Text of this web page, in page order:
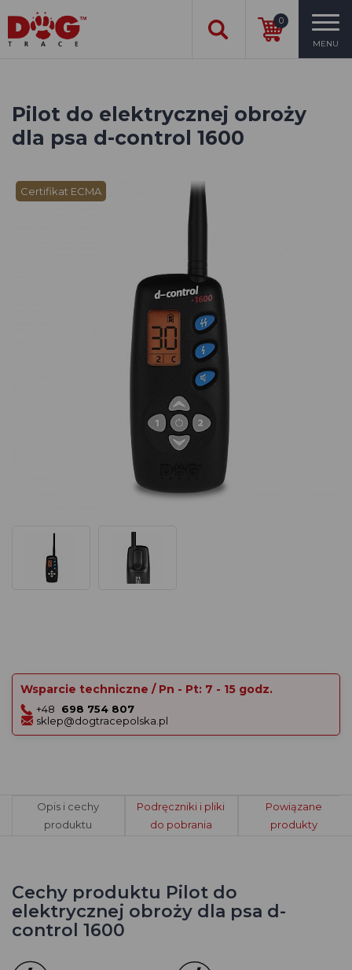
0
MENU
Pilot do elektrycznej obroży
dla psa d-control 1600
Certifikat ECMA
Wsparcie techniczne / Pn - Pt: 7 - 15 godz.
+48
698 754 807
sklep@dogtracepolska.pl
Opis i cechy
produktu
Podręczniki i pliki
do pobrania
Powiązane
produkty
Cechy produktu Pilot do
elektrycznej obroży dla psa d-
control 1600